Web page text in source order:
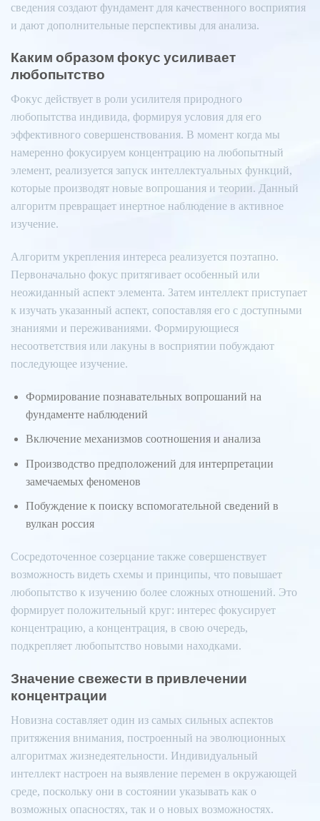
сведения создают фундамент для качественного восприятия
и дают дополнительные перспективы для анализа.
Каким образом фокус усиливает
любопытство
Фокус действует в роли усилителя природного
любопытства индивида, формируя условия для его
эффективного совершенствования. В момент когда мы
намеренно фокусируем концентрацию на любопытный
элемент, реализуется запуск интеллектуальных функций,
которые производят новые вопрошания и теории. Данный
алгоритм превращает инертное наблюдение в активное
изучение.
Алгоритм укрепления интереса реализуется поэтапно.
Первоначально фокус притягивает особенный или
неожиданный аспект элемента. Затем интеллект приступает
к изучать указанный аспект, сопоставляя его с доступными
знаниями и переживаниями. Формирующиеся
несоответствия или лакуны в восприятии побуждают
последующее изучение.
Формирование познавательных вопрошаний на
фундаменте наблюдений
Включение механизмов соотношения и анализа
Производство предположений для интерпретации
замечаемых феноменов
Побуждение к поиску вспомогательной сведений в
вулкан россия
Сосредоточенное созерцание также совершенствует
возможность видеть схемы и принципы, что повышает
любопытство к изучению более сложных отношений. Это
формирует положительный круг: интерес фокусирует
концентрацию, а концентрация, в свою очередь,
подкрепляет любопытство новыми находками.
Значение свежести в привлечении
концентрации
Новизна составляет один из самых сильных аспектов
притяжения внимания, построенный на эволюционных
алгоритмах жизнедеятельности. Индивидуальный
интеллект настроен на выявление перемен в окружающей
среде, поскольку они в состоянии указывать как о
возможных опасностях, так и о новых возможностях.